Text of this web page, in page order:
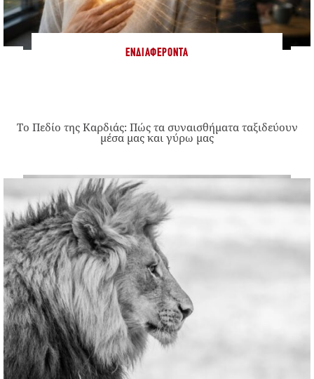
ΕΝΔΙΑΦΈΡΟΝΤΑ
Το Πεδίο της Καρδιάς: Πώς τα συναισθήματα ταξιδεύουν
μέσα μας και γύρω μας